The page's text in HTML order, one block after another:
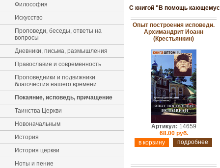
Философия
Искусство
Проповеди, беседы, ответы на
вопросы
Дневники, письма, размышления
Православие и современность
Проповедники и подвижники
благочестия нашего времени
Покаяние, исповедь, причащение
Таинства Церкви
Новоначальным
История
История церкви
Ноты и пение
С книгой "В помощь
Опыт построения исповеди.
Архимандрит Иоанн
(Крестьянкин)
Артикул: 14659
68.00 руб.
подробнее